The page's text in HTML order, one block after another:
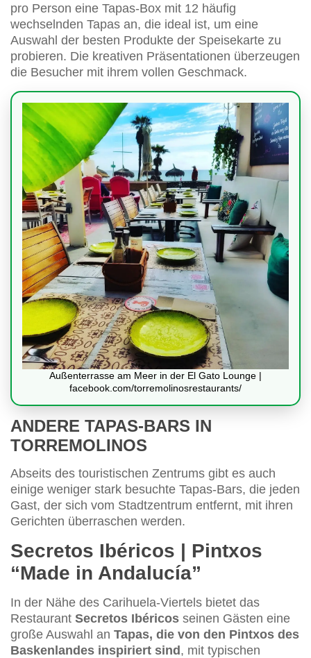
pro Person eine Tapas-Box mit 12 häufig
wechselnden Tapas an, die ideal ist, um eine
Auswahl der besten Produkte der Speisekarte zu
probieren. Die kreativen Präsentationen überzeugen
die Besucher mit ihrem vollen Geschmack.
Außenterrasse am Meer in der El Gato Lounge |
facebook.com/torremolinosrestaurants/
ANDERE TAPAS-BARS IN
TORREMOLINOS
Abseits des touristischen Zentrums gibt es auch
einige weniger stark besuchte Tapas-Bars, die jeden
Gast, der sich vom Stadtzentrum entfernt, mit ihren
Gerichten überraschen werden.
Secretos Ibéricos | Pintxos
“Made in Andalucía”
In der Nähe des Carihuela-Viertels bietet das
Restaurant Secretos Ibéricos seinen Gästen eine
große Auswahl an Tapas, die von den Pintxos des
Baskenlandes inspiriert sind, mit typischen